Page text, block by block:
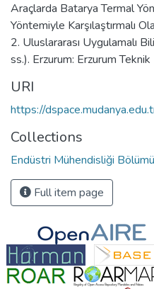
Araçlarda Batarya Termal
Yöntemiyle Karşılaştırmalı
2. Uluslararası Uygulamalı
ss.). Erzurum: Erzurum
URI
https://
Collections
Endüstri Mühendisliği
Full item page